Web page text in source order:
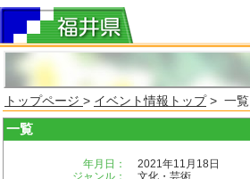
トップページ > イベント情報トップ> 一覧
一覧
年月日：
2021年11月18日